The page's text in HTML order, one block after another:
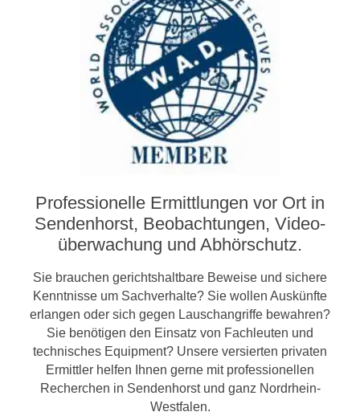
Professionelle Ermittlungen vor Ort in
Sendenhorst, Beobachtungen, Video­­
überwachung und Abhörschutz.
Sie brauchen gerichtshaltbare Beweise und sichere
Kenntnisse um Sachverhalte? Sie wollen Auskünfte
erlangen oder sich gegen Lauschangriffe bewahren?
Sie benötigen den Einsatz von Fachleuten und
technisches Equipment? Unsere versierten privaten
Ermittler helfen Ihnen gerne mit professionellen
Recherchen in Sendenhorst und ganz Nordrhein-
Westfalen.